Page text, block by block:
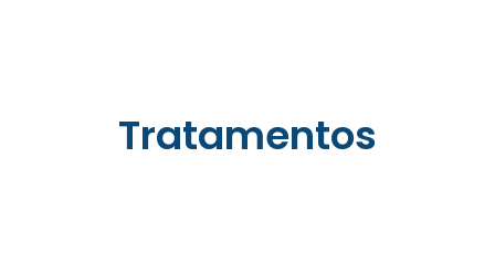
Tratamentos